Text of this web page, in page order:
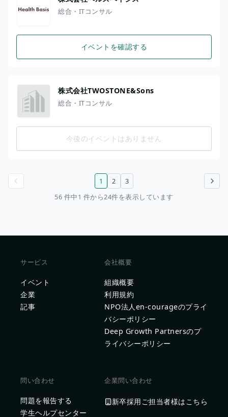
総合・ITコンサル
イベントを確認する
株式会社TWOSTONE&Sons
総合・ITコンサル
今後のイベントはありません
次のページ
1 2
3
56 件中1 件から24件を表示しています
サービス
イベント
企業
記事
会社概要
組織概要
利用規約
NPO法人en-courageのプライ
バシーポリシー
Deep Growth Partnersのプ
ライバシーポリシー
問い合わせ
問題を報告する
学生ヘルプセンター
企業問い合わせ
新卒採用ご担当者様はこちら